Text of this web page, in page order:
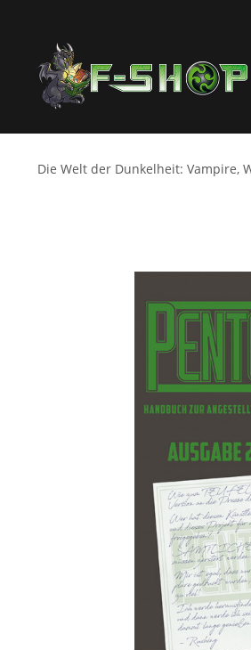
Die Welt der Dunkelheit: Vampire,